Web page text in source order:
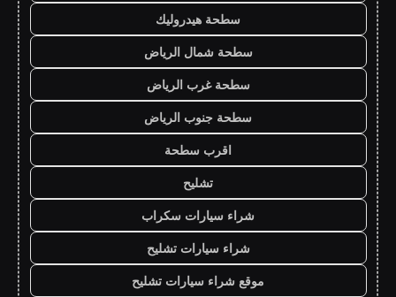
سطحة هيدروليك
سطحة شمال الرياض
سطحة غرب الرياض
سطحة جنوب الرياض
اقرب سطحة
تشليح
شراء سيارات سكراب
شراء سيارات تشليح
موقع شراء سيارات تشليح